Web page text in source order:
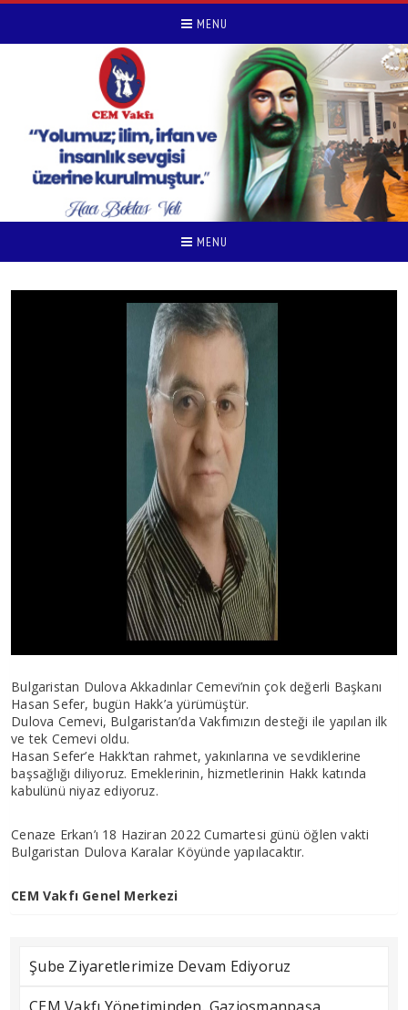
MENU
MENU
Bulgaristan Dulova Akkadınlar Cemevi’nin çok değerli Başkanı
Hasan Sefer, bugün Hakk’a yürümüştür.
Dulova Cemevi, Bulgaristan’da Vakfımızın desteği ile yapılan ilk
ve tek Cemevi oldu.
Hasan Sefer’e Hakk’tan rahmet, yakınlarına ve sevdiklerine
başsağlığı diliyoruz. Emeklerinin, hizmetlerinin Hakk katında
kabulünü niyaz ediyoruz.
Cenaze Erkan’ı 18 Haziran 2022 Cumartesi günü öğlen vakti
Bulgaristan Dulova Karalar Köyünde yapılacaktır.
CEM Vakfı Genel Merkezi
Şube Ziyaretlerimize Devam Ediyoruz